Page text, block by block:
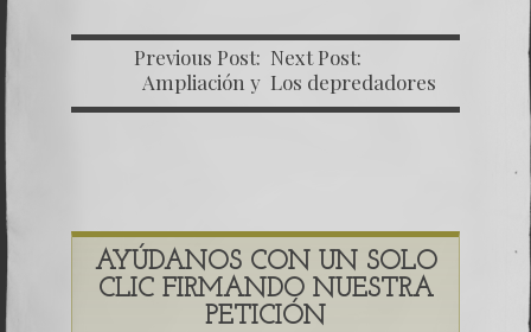
Previous Post:
Ampliación y
Aclaración Noticiosa
Next Post:
Los depredadores
de la justicia
AYÚDANOS CON UN SOLO
CLIC FIRMANDO NUESTRA
PETICIÓN